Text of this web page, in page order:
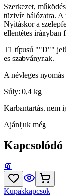
Szerkezet,
tüzivíz hálózatra. A
Nyitáskor a
ellentétes irányban
T1 típusú ""D""
es szabványnak.
A névleges nyomás
Súly: 0,4 kg
Karbantartást nem
Ajánljuk még
Kapcsolódó
🧯
Kupakkapcsok